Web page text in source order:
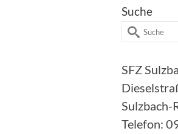
Suche
Suche
SFZ
Sulzbach-
Telefon: